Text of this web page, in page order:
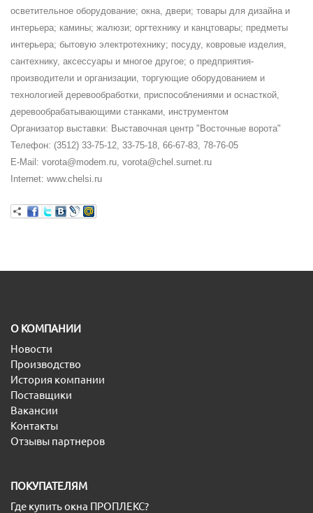
осветительное оборудование; окна, двери; товары для дизайна и
интерьера; камины; жалюзи; оргтехнику и канцтовары; предметы
интерьера; бытовую электротехнику; посуду, ковровые изделия,
сантехнику, аксессуары и многое другое; o предприятия-
производители и организации, торгующие оборудованием и
технологией деревообработки, приспособлениями и оснасткой,
деревообрабатывающими станками, инструментом
Организатор выставки: Выставочная центр "Восточные ворота"
Телефон: (3512) 33-75-12, 33-75-18, 66-67-83, 78-76-05
E-Mail: vorota@modem.ru, vorota@chel.surnet.ru
Internet: www.chelsi.ru
O КОМПАНИИ
Новости
Производство
История компании
Поставщики
Вакансии
Контакты
Отзывы партнеров
ПОКУПАТЕЛЯМ
Где купить окна ПРОПЛЕКС?